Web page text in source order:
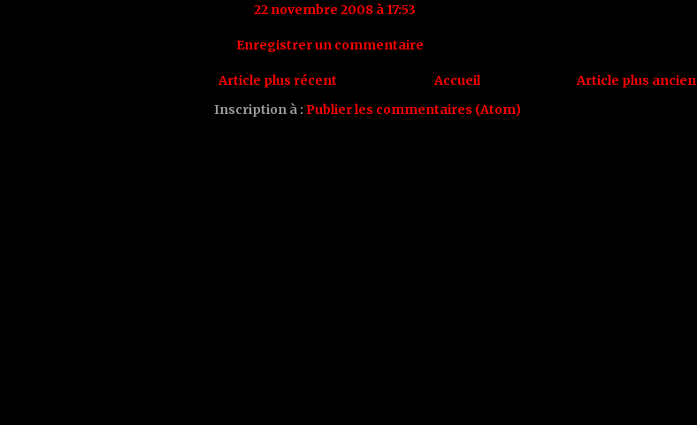
22 novembre 2008 à 17:53
Enregistrer un commentaire
Article plus récent Article plus ancien
Accueil
Inscription à : Publier les commentaires (Atom)